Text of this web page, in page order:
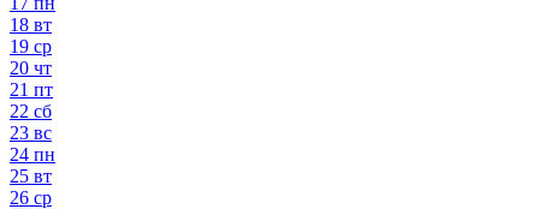
18 вт
19 ср
20 чт
21 пт
22 сб
23 вс
24 пн
25 вт
26 ср